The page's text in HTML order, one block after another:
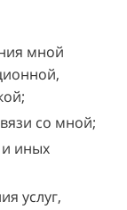
мной
со мной;
иных
услуг,